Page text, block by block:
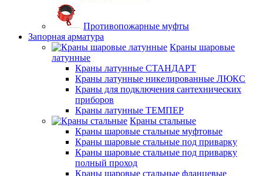
Противопожарные муфты
Запорная арматура
Краны шаровые
латунные
Краны латунные СТАНДАРТ
Краны латунные никелированные ЛЮКС
Краны для подключения сантехнических
приборов
Краны латунные ТЕМПЕР
Краны стальные
Краны шаровые стальные муфтовые
Краны шаровые стальные под приварку
Краны шаровые стальные под приварку
полный проход
Краны шаровые стальные фланцевые